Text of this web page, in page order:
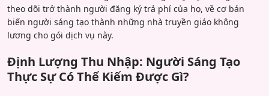
theo dõi trở thành người đăng ký trả phí của họ, về cơ bản
biến người sáng tạo thành những nhà truyền giáo không
lương cho gói dịch vụ này.
Định Lượng Thu Nhập: Người Sáng Tạo
Thực Sự Có Thể Kiếm Được Gì?